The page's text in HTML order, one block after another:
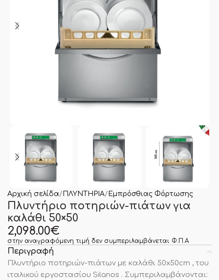
Αρχική σελίδα ΠΛΥΝΤΗΡΙΑ Εμπρόσθιας Φόρτωσης
Πλυντήριο ποτηριών-πιάτων για
καλάθι 50×50
2,098.00€
στην αναγραφόμενη τιμή δεν συμπεριλαμβάνεται Φ.Π.Α
Περιγραφή
Πλυντήριο ποτηριών-πιάτων με καλάθι 50x50cm , του
ιταλικού εργοστασίου Silanos . Συμπεριλαμβάνονται: